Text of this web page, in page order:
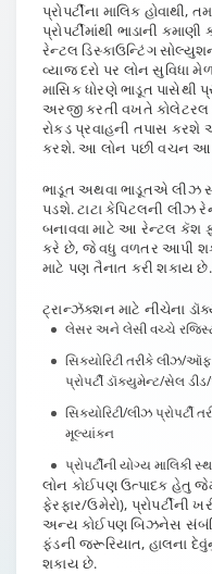
પ્રોપર્ટીના માલિક હોવાથી,
પ્રોપર્ટીમાંથી ભાડાની
રેન્ટલ ડિસ્કાઉન્ટિંગ
વ્યાજ દરો પર લોન સુવિધા
માસિક ધોરણે ભાડૂત પાસેથી
અરજી કરતી વખતે કોલેટરલ
રોકડ પ્રવાહની તપાસ
કરશે. આ લોન પછી વચન
ભાડૂત અથવા ભાડૂતએ લીઝ
પડશે. ટાટા કેપિટલની લીઝ
બનાવવા માટે આ રેન્ટલ કૅશ
કરે છે, જે વધુ વળતર આપી શકે
માટે પણ તૈનાત કરી શકાય છે.
ટ્રાન્ઝૅક્શન માટે નીચેના
લેસર અને લેસી વચ્ચે
સિક્યોરિટી તરીકે લીઝ/
પ્રોપર્ટી ડૉક્યુમેન્ટ/સેલ
સિક્યોરિટી/લીઝ પ્રોપર્ટી
મૂલ્યાંકન
પ્રોપર્ટીની યોગ્ય માલિકી
લોન કોઈપણ ઉત્પાદક હેતુ
ફેરફાર/ઉમેરો), પ્રોપર્ટીની
અન્ય કોઈપણ બિઝનેસ
ફંડની જરૂરિયાત, હાલના
શકાય છે.